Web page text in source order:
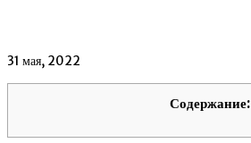
31 мая, 2022
Содержание: